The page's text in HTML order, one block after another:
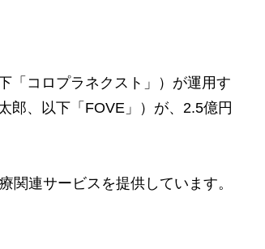
「コロプラネクスト」）が運用す
郎、以下「FOVE」）が、2.5億円
関連サービスを提供しています。